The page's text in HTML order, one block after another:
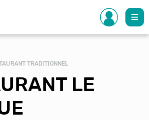
TRADITIONNEL
LE